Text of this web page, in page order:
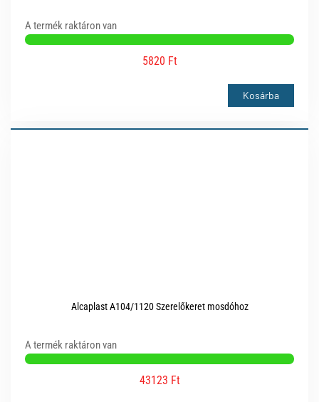
A termék raktáron van
5820 Ft
Kosárba
Alcaplast A104/1120 Szerelőkeret mosdóhoz
A termék raktáron van
43123 Ft